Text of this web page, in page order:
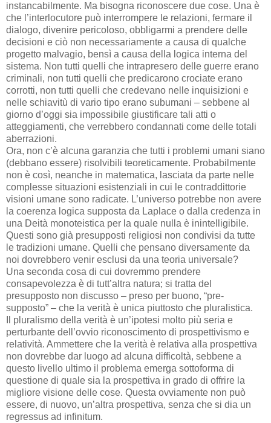
instancabilmente. Ma bisogna riconoscere due cose. Una è
che l’interlocutore può interrompere le relazioni, fermare il
dialogo, divenire pericoloso, obbligarmi a prendere delle
decisioni e ciò non necessariamente a causa di qualche
progetto malvagio, bensì a causa della logica interna del
sistema. Non tutti quelli che intrapresero delle guerre erano
criminali, non tutti quelli che predicarono crociate erano
corrotti, non tutti quelli che credevano nelle inquisizioni e
nelle schiavitù di vario tipo erano subumani – sebbene al
giorno d’oggi sia impossibile giustificare tali atti o
atteggiamenti, che verrebbero condannati come delle totali
aberrazioni.
Ora, non c’è alcuna garanzia che tutti i problemi umani siano
(debbano essere) risolvibili teoreticamente. Probabilmente
non è così, neanche in matematica, lasciata da parte nelle
complesse situazioni esistenziali in cui le contraddittorie
visioni umane sono radicate. L’universo potrebbe non avere
la coerenza logica supposta da Laplace o dalla credenza in
una Deità monoteistica per la quale nulla è inintelligibile.
Questi sono già presupposti religiosi non condivisi da tutte
le tradizioni umane. Quelli che pensano diversamente da
noi dovrebbero venir esclusi da una teoria universale?
Una seconda cosa di cui dovremmo prendere
consapevolezza è di tutt’altra natura; si tratta del
presupposto non discusso – preso per buono, “pre-
supposto” – che la verità è unica piuttosto che pluralistica.
Il pluralismo della verità è un’ipotesi molto più seria e
perturbante dell’ovvio riconoscimento di prospettivismo e
relatività. Ammettere che la verità è relativa alla prospettiva
non dovrebbe dar luogo ad alcuna difficoltà, sebbene a
questo livello ultimo il problema emerga sottoforma di
questione di quale sia la prospettiva in grado di offrire la
migliore visione delle cose. Questa ovviamente non può
essere, di nuovo, un’altra prospettiva, senza che si dia un
regressus ad infinitum.